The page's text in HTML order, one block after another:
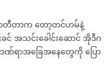
တီတာက တော့တင်ဟမ်နဲ့
င် အသင်းခေါင်းဆောင် အိုဒီဂ
ရာအခြေအနေတွေကို ပြော